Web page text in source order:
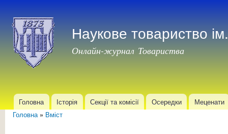
Наукове товариство
Онлайн-журнал Товариства
Головне меню
Головна Історія Секції та комісії Осередки Меценати
Головна» Вміст